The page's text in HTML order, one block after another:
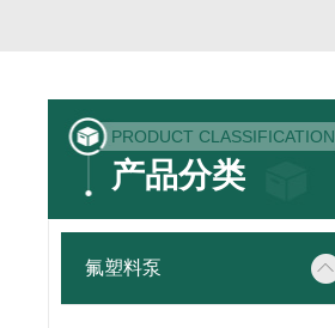
PRODUCT CLASSIFICATION
产品分类
氟塑料泵